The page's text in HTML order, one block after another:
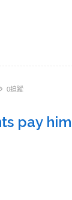
0追蹤
pay